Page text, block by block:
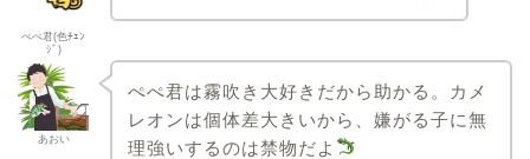
ぺぺ君(色ﾁｪﾝ
ｼﾞ)
あおい
ぺぺ君は霧吹き大好きだから助かる。カメ
レオンは個体差大きいから、嫌がる子に無
理強いするのは禁物だよ